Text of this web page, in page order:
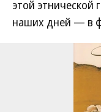
этой этнической
наших дней — в